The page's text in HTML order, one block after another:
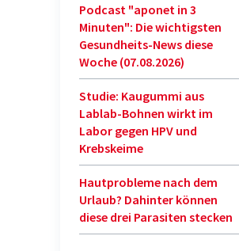
Podcast "aponet in 3
Minuten": Die wichtigsten
Gesundheits-News diese
Woche (07.08.2026)
Studie: Kaugummi aus
Lablab-Bohnen wirkt im
Labor gegen HPV und
Krebskeime
Hautprobleme nach dem
Urlaub? Dahinter können
diese drei Parasiten stecken